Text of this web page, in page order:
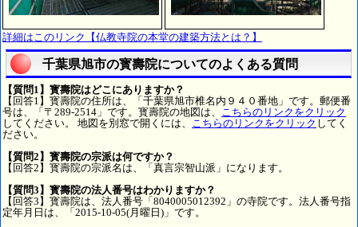
詳細はこのリンク【仏教寺院の本堂の建築方法とは？】
千葉県旭市の寳壽院についてのよくある質問
【質問1】寳壽院はどこにありますか？
【回答1】寳壽院の住所は、「千葉県旭市椎名内９４０番地」です。郵便番
号は、「〒289-2514」です。寳壽院の地図は、 こちらのリンクをクリック
してください。 地図を別窓で開くには、 こちらのリンクをクリック してく
ださい。
【質問2】寳壽院の宗派は何ですか？
【回答2】寳壽院の宗派名は、「真言宗智山派」になります。
【質問3】寳壽院の法人番号はわかりますか？
【回答3】寳壽院は、法人番号「8040005012392」の寺院です。法人番号指
定年月日は、「2015-10-05(月曜日)」です。